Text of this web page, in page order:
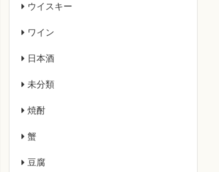
ウイスキー
ワイン
日本酒
未分類
焼酎
蟹
豆腐